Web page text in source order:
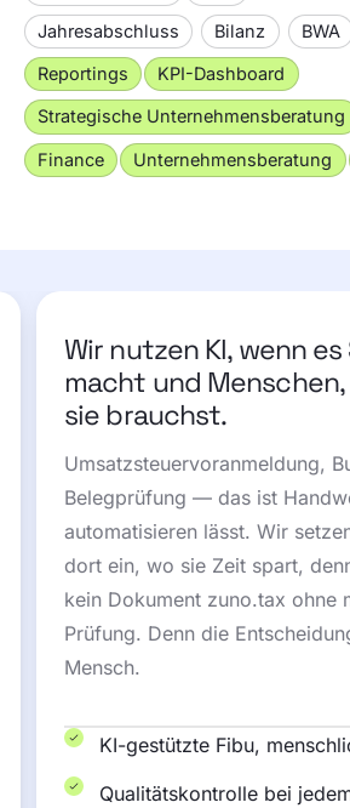
Jahresabschluss Bilanz BWA
Reportings KPI-Dashboard
Strategische Unternehmensberatung
Finance Unternehmensberatung
Wir nutzen KI, wenn es
macht und Menschen,
sie brauchst.
Umsatzsteuervoranmeldung,
Belegprüfung — das ist
automatisieren lässt. Wir
dort ein, wo sie Zeit spart,
kein Dokument zuno.tax ohne
Prüfung. Denn die
Mensch.
KI-gestützte Fibu,
Qualitätskontrolle bei